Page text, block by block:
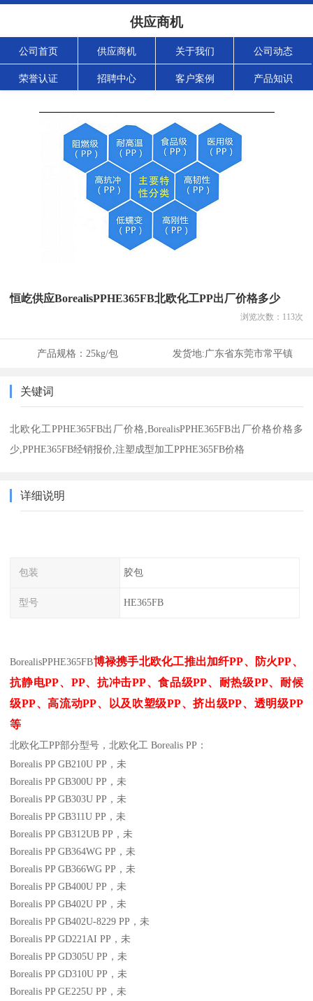
供应商机
公司首页 供应商机 关于我们 公司动态
荣誉认证 招聘中心 客户案例 产品知识
恒屹供应BorealisPPHE365FB北欧化工PP出厂价格多少
浏览次数： 113次
产品规格： 25kg/包 发货地:广东省东莞市常平镇
关键词
北欧化工PPHE365FB出厂价格,BorealisPPHE365FB出厂价格价格多
少,PPHE365FB经销报价,注塑成型加工PPHE365FB价格
详细说明
包装 胶包
型号 HE365FB
BorealisPPHE365FB博禄携手北欧化工推出加纤PP、防火PP、
抗静电PP、 PP、抗冲击PP、食品级PP、耐热级PP、耐候
级PP、高流动PP、以及吹塑级PP、挤出级PP、透明级PP
等
北欧化工PP部分型号，北欧化工 Borealis PP：
Borealis PP GB210U PP ，未
Borealis PP GB300U PP ，未
Borealis PP GB303U PP ，未
Borealis PP GB311U PP ，未
Borealis PP GB312UB PP ，未
Borealis PP GB364WG PP ，未
Borealis PP GB366WG PP ，未
Borealis PP GB400U PP ，未
Borealis PP GB402U PP ，未
Borealis PP GB402U-8229 PP ，未
Borealis PP GD221AI PP ，未
Borealis PP GD305U PP ，未
Borealis PP GD310U PP ，未
Borealis PP GE225U PP ，未